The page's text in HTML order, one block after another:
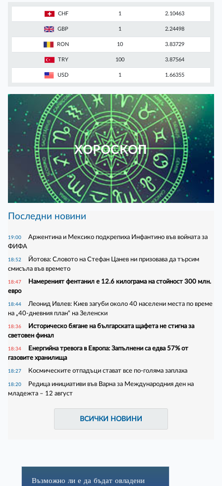
CHF 1 2.10463
GBP 1 2.24498
RON 10 3.83729
TRY 100 3.87564
USD 1 1.66355
ХОРОСКОП
Последни новини
19:00
Аржентина и Мексико подкрепиха Инфантино във войната за
ФИФА
18:52
Йотова: Словото на Стефан Цанев ни призовава да търсим
смисъла във времето
18:47
Намереният фентанил е 12.6 килограма на стойност 300 млн.
евро
18:44
Леонид Ивлев: Киев загуби около 40 населени места по време
на „40-дневния план“ на Зеленски
18:36
Историческо бягане на българската щафета не стигна за
световен финал
18:34
Енергийна тревога в Европа: Запълнени са едва 57% от
газовите хранилища
18:27 Космическите отпадъци стават все по-голяма заплаха
18:20
Редица инициативи във Варна за Международния ден на
младежта – 12 август
ВСИЧКИ НОВИНИ